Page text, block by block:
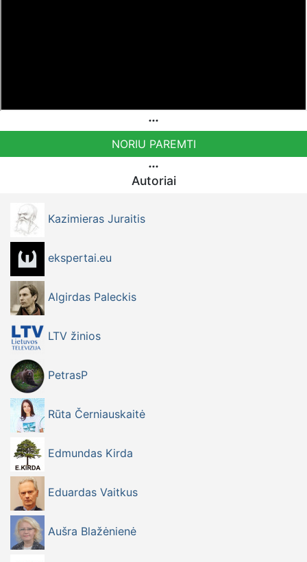
NORIU PAREMTI
Autoriai
Kazimieras Juraitis
ekspertai.eu
Algirdas Paleckis
LTV žinios
PetrasP
Rūta Černiauskaitė
Edmundas Kirda
Eduardas Vaitkus
Aušra Blažėnienė